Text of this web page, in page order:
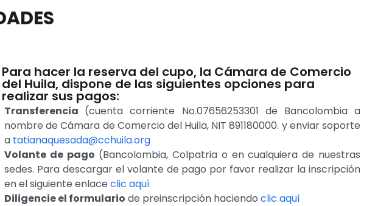
Para hacer la reserva del cupo, la Cámara de Comercio
del Huila, dispone de las siguientes opciones para
realizar sus pagos:
Transferencia (cuenta corriente No.07656253301 de Bancolombia a
nombre de Cámara de Comercio del Huila, NIT 891180000. y enviar soporte
a tatianaquesada@cchuila.org
Volante de pago (Bancolombia, Colpatria o en cualquiera de nuestras
sedes. Para descargar el volante de pago por favor realizar la inscripción
en el siguiente enlace clic aquí
Diligencie el formulario de preinscripción haciendo clic aquí